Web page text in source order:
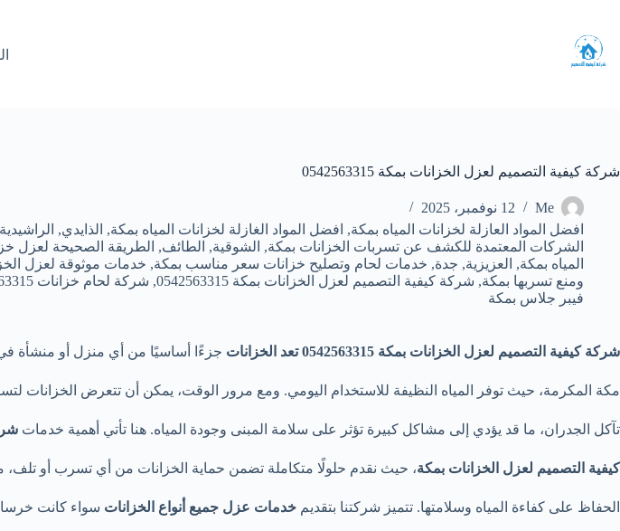
المحتوى
شركة كيفية التصميم لعزل الخزانات بمكة 0542563315
Me
12 نوفمبر، 2025
افضل المواد العازلة لخزانات المياه بمكة, افضل المواد الغازلة لخزانات المياه بمكة, الذايدي, الراشيدية
الشركات المعتمدة للكشف عن تسربات الخزانات بمكة, الشوقية, الطائف, الطريقة الصحيحة لعزل
المياه بمكة, العزيزية, جدة, خدمات لحام وتصليح خزانات سعر مناسب بمكة, خدمات موثوقة لعزل
ومنع تسربها بمكة, شركة كيفية التصميم لعزل الخزانات بمكة 0542563315 ,
شركة لحام
فيبر جلاس بمكة
شركة كيفية التصميم لعزل الخزانات بمكة 0542563315 تعد الخزانات جزءًا أساسيًا من أي منزل أو منشأة
مكة المكرمة، حيث توفر المياه النظيفة للاستخدام اليومي. ومع مرور الوقت، يمكن أن تتعرض الخزانات
تآكل الجدران، ما قد يؤدي إلى مشاكل كبيرة تؤثر على سلامة المبنى وجودة المياه. هنا تأتي أهمية خدمات
كيفية التصميم لعزل الخزانات بمكة، حيث نقدم حلولًا متكاملة تضمن حماية الخزانات من أي تسرب أو تلف،
الحفاظ على كفاءة المياه وسلامتها. تتميز شركتنا بتقديم خدمات عزل جميع أنواع الخزانات سواء كانت